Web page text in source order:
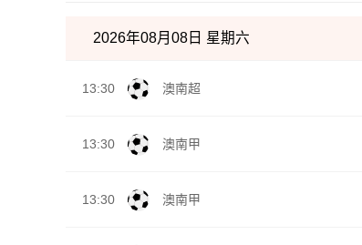
2026年08月08日 星期六
13:30 澳南超
13:30 澳南甲
13:30 澳南甲